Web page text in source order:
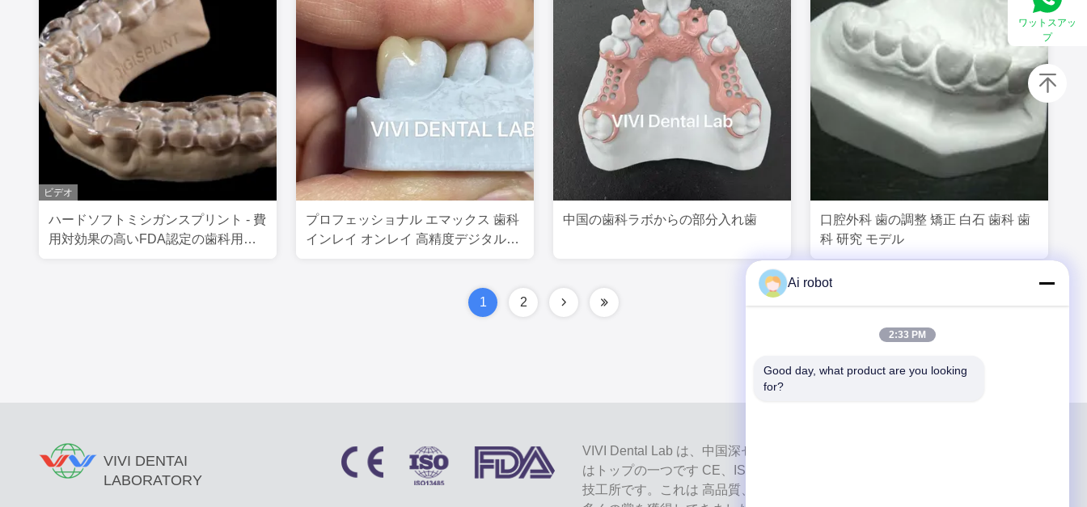
ビデオ
ハードソフトミシガンスプリント - 費
用対効果の高いFDA認定の歯科用バ
プロフェッショナル エマックス 歯科
インレイ オンレイ 高精度デジタル処
中国の歯科ラボからの部分入れ歯
口腔外科 歯の調整 矯正 白石 歯科 歯
科 研究 モデル
1 2
VIVI DENTAI
LABORATORY
VIVI Dental Lab は、中国深センのハイレベルなフルサービスのラボです。それ
はトップの一つです CE、ISO、FDAの認証を取得し、最新の機械を備えた歯科
技工所です。これは 高品質、短納期、専門的なサービスへの取り組みにより、
ワットスアッ
プ
Ai robot
2:33 PM
Good day, what product are you looking
for?